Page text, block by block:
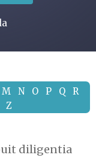
M N O P Q
R
Z
diligentia